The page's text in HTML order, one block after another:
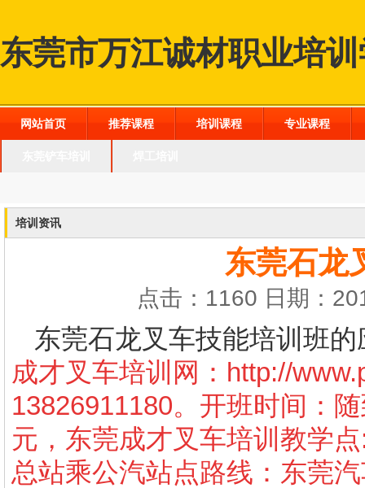
东莞市万江诚材职业培
网站首页 推荐课程 培训课程 专业课程
培训资讯
东莞石龙
点击：1160 日期：
东莞石龙叉车技能培训班
成才叉车培训网： http://
13826911180。开班时间：
元，东莞成才叉车培训教学点
总站乘公汽站点路线：东莞